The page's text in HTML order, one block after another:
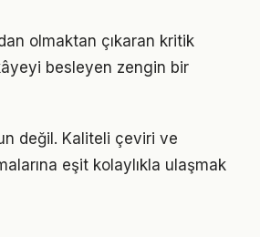
olmaktan çıkaran kritik
besleyen zengin bir
değil. Kaliteli çeviri ve
eşit kolaylıkla ulaşmak